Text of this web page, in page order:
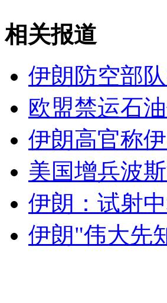
山西运城恶犬咬伤多人 警民合力
女孩北京地铁殴打老人 痛下狠手
无痛分娩是否安全 医生回应
外交部：反对强权政治霸凌主义
外交部：有关国家言论片面不公
相关报道
伊朗防空部
欧盟禁运石
伊朗高官称
美国增兵波
伊朗：试射
伊朗"伟大先